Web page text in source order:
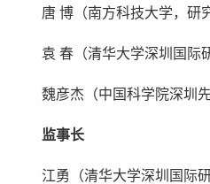
唐 博（南方科技大学，研
袁 春（清华大学深圳国际
魏彦杰（中国科学院深圳
监事长
江勇（清华大学深圳国际